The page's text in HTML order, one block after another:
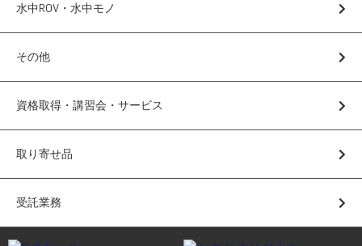
講習会･国家資格･WEBセミナー
サポート・Q&A / 法人・学生のお客様
SEKIDO
水中ROV・水中モノ
その他
資格取得・講習会・サービス
取り寄せ品
受託業務